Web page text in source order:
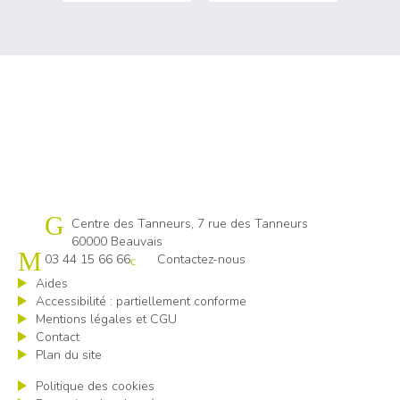
Cap emploi 60
Centre des Tanneurs, 7 rue des Tanneurs
60000 Beauvais
03 44 15 66 66
Contactez-nous
Aides
Accessibilité : partiellement conforme
Mentions légales et CGU
Contact
Plan du site
Politique des cookies